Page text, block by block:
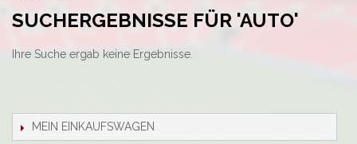
SUCHERGEBNISSE FÜR 'AUTO'
Ihre Suche ergab keine Ergebnisse.
MEIN EINKAUFSWAGEN